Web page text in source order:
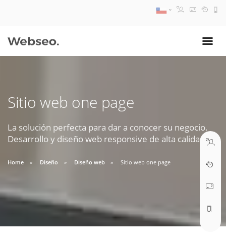
Sitio web one page
La solución perfecta para dar a conocer su negocio.
Desarrollo y diseño web responsive de alta calidad.
Home Diseño Diseño web Sitio web one page
09:30 AM A 18:30 PM
soporte@webseo.cl